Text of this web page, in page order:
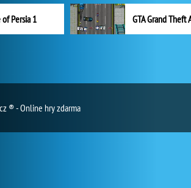
of Persia 1 GTA Grand Theft
® - Online hry zdarma